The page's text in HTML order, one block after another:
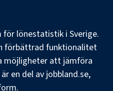
lönestatistik i Sverige.
förbättrad funktionalitet
möjligheter att jämföra
en del av jobbland.se,